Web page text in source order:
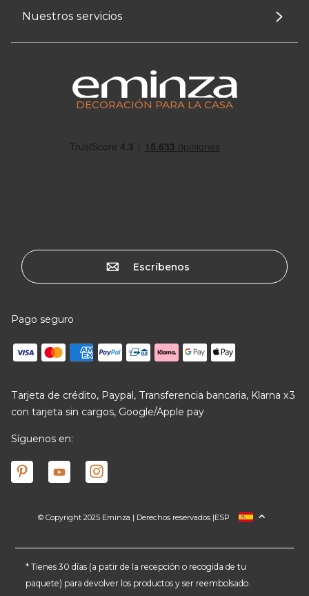
Nuestros servicios
DECORACIÓN PARA LA CASA
Escríbenos
Pago seguro
Tarjeta de crédito, Paypal, Transferencia bancaria, Klarna x3
con tarjeta sin cargos, Google/Apple pay
Síguenos en:
© Copyright 2025 Eminza | Derechos reservados |
FRANCIA
ALEMANIA
PAÍSES BAJOS
ESP
* Tienes 30 días (a patir de la recepción o recogida de tu
paquete) para devolver los productos y ser reembolsado.